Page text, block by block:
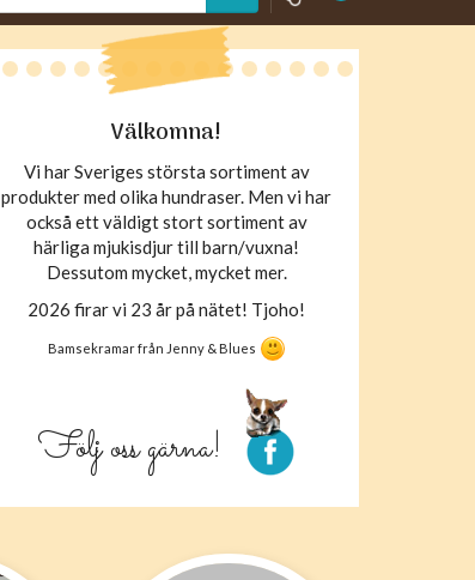
Välkomna!
Vi har Sveriges största sortiment av
produkter med olika hundraser. Men vi har
också ett väldigt stort sortiment av
härliga mjukisdjur till barn/vuxna!
Dessutom mycket, mycket mer.
2026 firar vi 23 år på nätet! Tjoho!
Bamsekramar från Jenny & Blues
Följ oss gärna!